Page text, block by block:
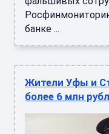
банке ...
Жители Уфы и
более 6 млн